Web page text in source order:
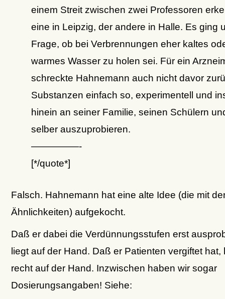
einem Streit zwischen zwei Professoren
eine in Leipzig, der andere in Halle. Es ging
Frage, ob bei Verbrennungen eher kaltes
warmes Wasser zu holen sei. Für ein
schreckte Hahnemann auch nicht davor
Substanzen einfach so, experimentell und
hinein an seiner Familie, seinen Schülern
selber auszuprobieren.
—————-
[*/quote*]
Falsch. Hahnemann hat eine alte Idee (die mit
Ähnlichkeiten) aufgekocht.
Daß er dabei die Verdünnungsstufen erst
liegt auf der Hand. Daß er Patienten vergiftet hat,
recht auf der Hand. Inzwischen haben wir sogar
Dosierungsangaben! Siehe: